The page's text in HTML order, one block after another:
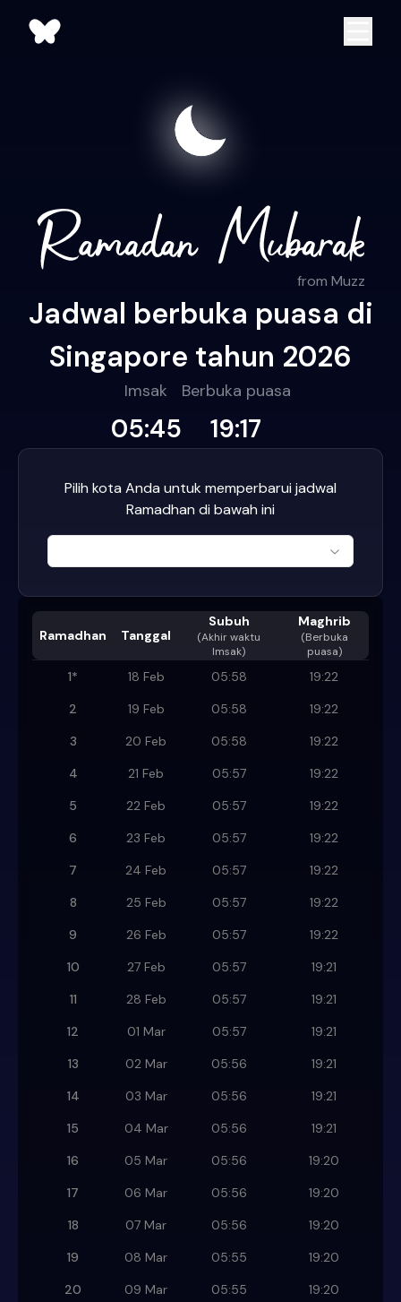
from Muzz
Jadwal berbuka puasa di
Singapore tahun 2026
Imsak
05:45
Berbuka puasa
19:17
Pilih kota Anda untuk memperbarui jadwal
Ramadhan di bawah ini
Ramadhan Tanggal
Subuh
(Akhir waktu
Imsak)
Maghrib
(Berbuka
puasa)
1* 18 Feb 05:58
19:22
2
19 Feb 05:58
19:22
3
20 Feb 05:58
19:22
4
21 Feb 05:57
19:22
5
22 Feb 05:57
19:22
6
23 Feb 05:57
19:22
7
24 Feb 05:57
19:22
8
25 Feb 05:57
19:22
9
26 Feb 05:57
19:22
10
27 Feb 05:57
19:21
11
28 Feb 05:57
19:21
12
01 Mar 05:57
19:21
13
02 Mar 05:56
19:21
14
03 Mar 05:56
19:21
15
04 Mar 05:56
19:21
16
05 Mar 05:56
19:20
17
06 Mar 05:56
19:20
18
07 Mar 05:56
19:20
19
08 Mar 05:55
19:20
20
09 Mar 05:55 19:20